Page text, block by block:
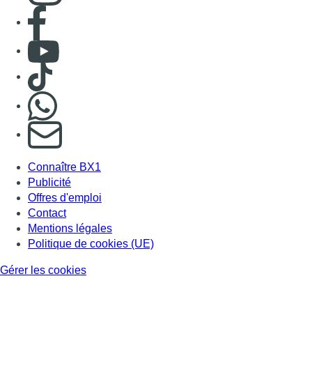
Consulter page Facebook
Consulter Youtube
Consulter TikTok
S'abonner à notre newsletter
Connaître BX1
Publicité
Offres d'emploi
Contact
Mentions légales
Politique de cookies (UE)
Gérer les cookies